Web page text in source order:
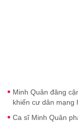
Minh Quân đăng
khiến cư dân mạng
Ca sĩ Minh Quân